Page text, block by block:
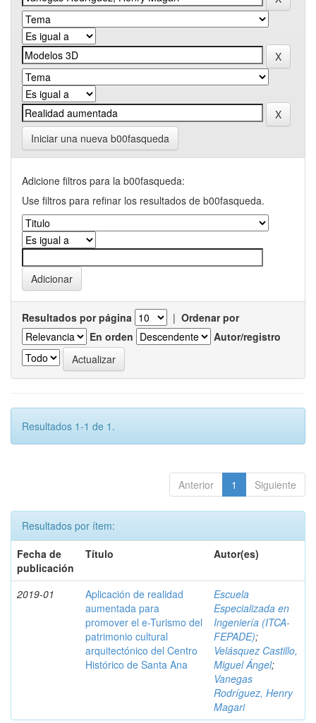
Iniciar una nueva b00fasqueda
Adicione filtros para la b00fasqueda:
Use filtros para refinar los resultados de b00fasqueda.
Resultados por página | Ordenar por
En orden
Autor/registro
Resultados 1-1 de 1.
Anterior 1 Siguiente
Resultados por ítem:
Fecha de
publicación
Título Autor(es)
2019-01
Aplicación de realidad
aumentada para
promover el e-Turismo del
patrimonio cultural
arquitectónico del Centro
Histórico de Santa Ana
Escuela
Especializada en
Ingeniería (ITCA-
FEPADE);
Velásquez Castillo,
Miguel Ángel;
Vanegas
Rodríguez, Henry
Magari